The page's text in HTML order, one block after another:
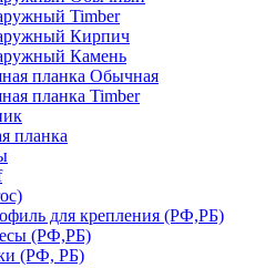
Timber
Кирпич
Камень
планка Обычная
планка Timber
планка
для крепления (РФ,РБ)
(РФ,РБ)
(РФ, РБ)